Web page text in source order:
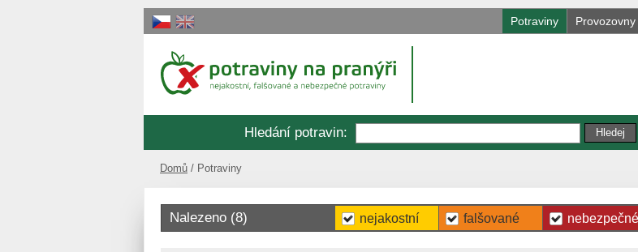
Potraviny Provozovny
Hledání potravin:
Domů Potraviny
nejakostní falšované nebezpečné
Nalezeno (8)